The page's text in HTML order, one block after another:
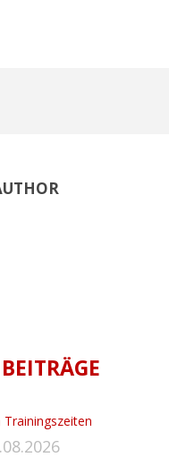
Trainingszeiten